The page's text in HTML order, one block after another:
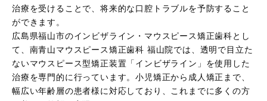
治療を受けることで、将来的な口腔トラブルを予防すること
ができます。
広島県福山市のインビザライン・マウスピース矯正歯科とし
て、南青山マウスピース矯正歯科 福山院では、透明で目立た
ないマウスピース型矯正装置「インビザライン」を使用した
治療を専門的に行っています。小児矯正から成人矯正まで、
幅広い年齢層の患者様に対応しており、これまでに多くの方